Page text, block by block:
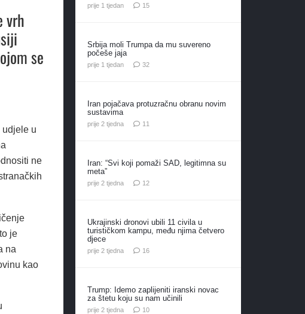
vrh
se
udjele u
ne
je
na
kao
prije 1 tjedan 15komentara
Srbija moli Trumpa da mu suvereno
počeše jaja
prije 1 tjedan 32komentara
Iran pojačava protuzračnu obranu novim
sustavima
prije 2 tjedna 11
Iran: “Svi koji pomaži SAD, legitimna su
meta”
prije 2 tjedna 12komentara
Ukrajinski dronovi ubili 11 civila u
turističkom kampu, među njima četvero
djece
prije 2 tjedna 16komentara
Trump: Idemo zaplijeniti iranski novac
za štetu koju su nam učinili
prije 2 tjedna 10komentara